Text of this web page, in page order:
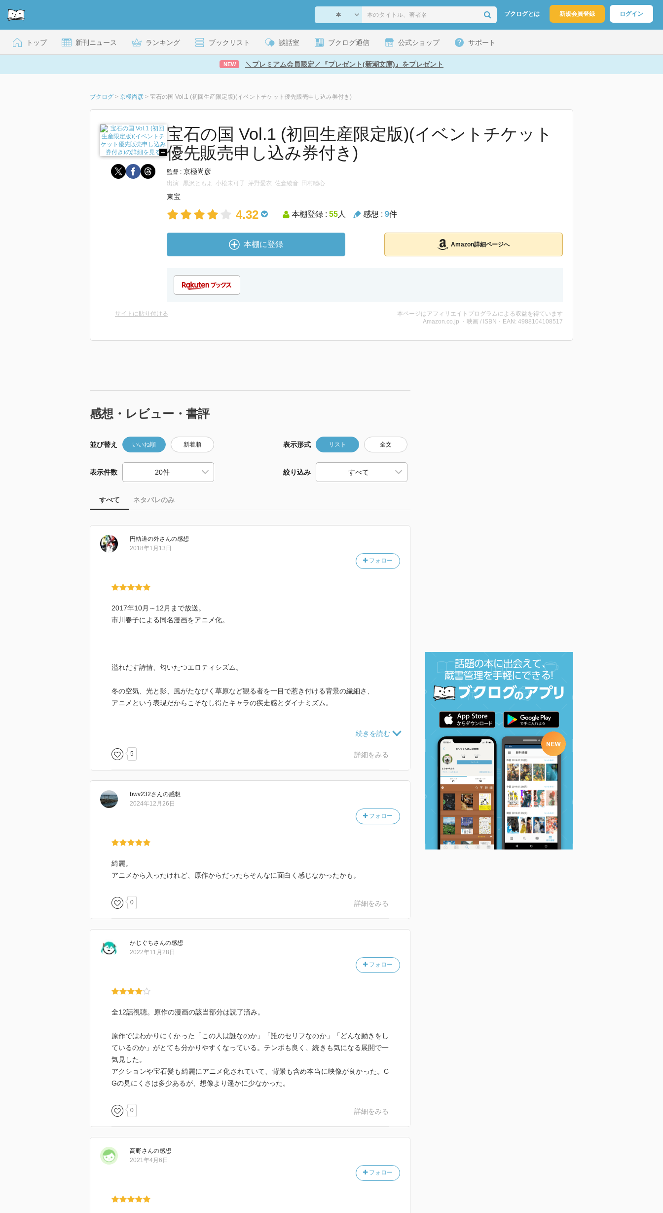
ブクログとは 新規会員登録 ログイン
トップ 新刊ニュース ランキング ブックリスト 談話室 ブクログ通信 公式ショップ サポート
NEW ＼プレミアム会員限定／『プレゼント(新潮文庫)』をプレゼント
ブクログ > 京極尚彦 > 宝石の国 Vol.1 (初回生産限定版)(イベントチケット優先販売申し込み券付き)
宝石の国 Vol.1 (初回生産限定版)(イベントチケット
優先販売申し込み券付き)
監督 :京極尚彦
出演 : 黒沢ともよ 小松未可子 茅野愛衣 佐倉綾音 田村睦心
東宝
4.32 本棚登録 : 55人 感想 : 9件
本棚に登録 Amazon詳細ページへ
サイトに貼り付ける
本ページはアフィリエイトプログラムによる収益を得ています
Amazon.co.jp ・映画 / ISBN・EAN: 4988104108517
感想・レビュー・書評
並び替え いいね順 新着順 表示形式 リスト 全文
表示件数 絞り込み
すべて ネタバレのみ
円軌道の外さんの感想
フォロー
2018年1月13日
2017年10月～12月まで放送。
市川春子による同名漫画をアニメ化。
溢れだす詩情、匂いたつエロティシズム。
冬の空気、光と影、風がたなびく草原など観る者を一目で惹き付ける背景の繊細さ、
アニメという表現だからこそなし得たキャラの疾走感とダイナミズム。
それぞれのキャラにピッタリな配役でいい仕事をしている。
(『響け！ユーフォニアム』の黄前久美子役も見事だったけど、本当にこの人は演技力が
ある。)
それにしてもこれほどCGが違和感なくキャラたちのイメージを活かす作用をもたらした
アニメという表現の凄さや底力をあらためて感じさせてくれた記念碑的作品だったと思
う。
が素晴らしい)
忘れられず今も胸に残るは
月人からフォスを守るため、そして先生への想いを胸に無惨にも散ったアンタークチサイ
トの最期の姿。
フォスが抱いた先生への不信感、そして月人の真の目的と正体など今後も謎が謎を呼ぶ展
ぜひとも同じスタッフで続編を観てみたい！
https://youtu.be/khT5PwEtiVM
いやぁ～名曲！
5 詳細をみる
bwv232さんの感想
フォロー
2024年12月26日
綺麗。
アニメから入ったけれど、原作からだったらそんなに面白く感じなかったかも。
0 詳細をみる
かじぐちさんの感想
フォロー
2022年11月28日
全12話視聴。原作の漫画の該当部分は読了済み。
原作ではわかりにくかった「この人は誰なのか」「誰のセリフなのか」「どんな動きをし
ているのか」がとても分かりやすくなっている。テンポも良く、続きも気になる展開で一
気見した。
アクションや宝石髪も綺麗にアニメ化されていて、背景も含め本当に映像が良かった。C
Gの見にくさは多少あるが、想像より遥かに少なかった。
0 詳細をみる
高野さんの感想
フォロー
2021年4月6日